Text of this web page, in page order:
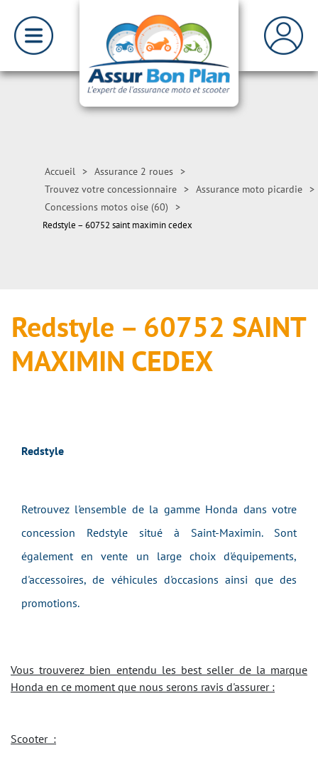
Accueil > Assurance 2 roues >
Trouvez votre concessionnaire > Assurance moto picardie >
Concessions motos oise (60)
>
Redstyle – 60752 saint maximin cedex
Redstyle – 60752 SAINT
MAXIMIN CEDEX
Redstyle
Retrouvez l'ensemble de la gamme Honda dans votre
concession Redstyle situé à Saint-Maximin. Sont
également en vente un large choix d'équipements,
d'accessoires, de véhicules d'occasions ainsi que des
promotions.
Vous trouverez bien entendu les best seller de la marque
Honda en ce moment que nous serons ravis d'assurer :
Scooter :